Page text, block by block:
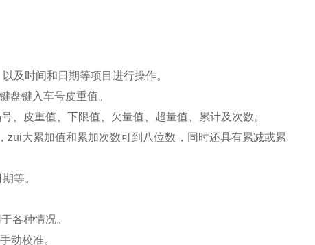
及时间和日期等项目进行操作。
盘键入车号皮重值。
、皮重值、下限值、欠量值、超量值、累计及次数。
zui大累加值和累加次数可到八位数，同时还具有累减或累
等。
各种情况。
动校准。